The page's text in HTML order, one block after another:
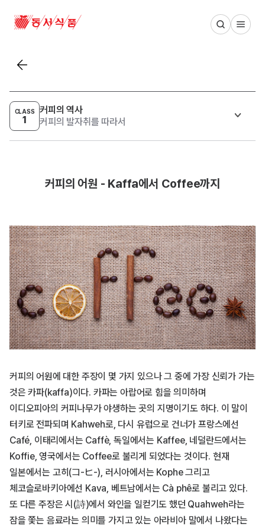
동서식품 메인 페이지
목록보기
CLASS
1
커피의 역사
커피의 발자취를 따라서
커피의 어원 - Kaffa에서 Coffee까지
커피의 어원에 대한 주장이 몇 가지 있으나 그 중에 가장 신뢰가 가는
것은 카파(kaffa)이다. 카파는 아랍어로 힘을 의미하며
이디오피아의 커피나무가 야생하는 곳의 지명이기도 하다. 이 말이
터키로 전파되며 Kahweh로, 다시 유럽으로 건너가 프랑스에선
Café, 이태리에서는 Caffè, 독일에서는 Kaffee, 네덜란드에서는
Koffie, 영국에서는 Coffee로 불리게 되었다는 것이다. 현재
일본에서는 고히(コ-ヒ-), 러시아에서는 Kophe 그리고
체코슬로바키아에선 Kava, 베트남에서는 Cà phê로 불리고 있다.
또 다른 주장은 시(詩)에서 와인을 일컫기도 했던 Quahweh라는
잠을 쫓는 음료라는 의미를 가지고 있는 아라비아 말에서 나왔다는